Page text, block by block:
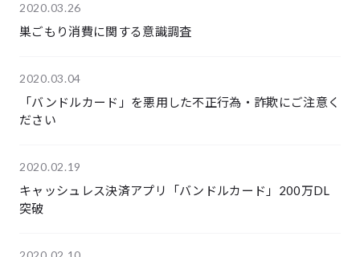
2020.03.26
巣ごもり消費に関する意識調査
2020.03.04
「バンドルカード」を悪用した不正行為・詐欺にご注意く
ださい
2020.02.19
キャッシュレス決済アプリ「バンドルカード」200万DL
突破